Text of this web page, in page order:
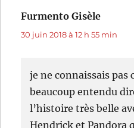
Furmento Gisèle
30 juin 2018 à 12 h 55 min
je ne connaissais pas
beaucoup entendu
l’histoire très belle
Hendrick et Pandora